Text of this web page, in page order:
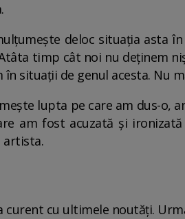
deloc situația asta
timp cât noi nu deținem
în situații de genul acesta. Nu
lupta pe care am dus-o,
am fost acuzată și
artista.
curent cu ultimele noutăți.